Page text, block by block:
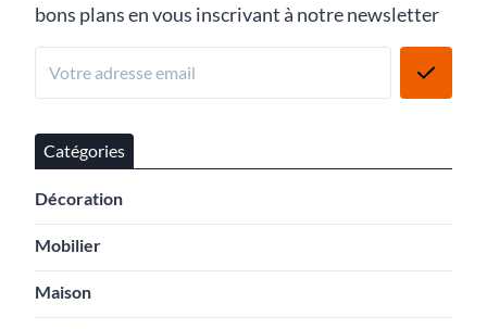
bons plans en vous inscrivant à notre newsletter
Catégories
Décoration
Mobilier
Maison